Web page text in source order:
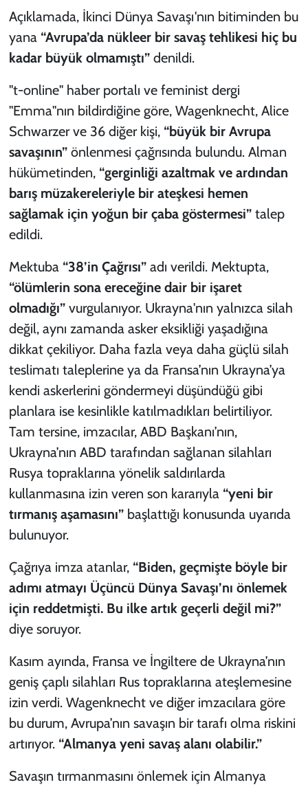
Açıklamada, İkinci Dünya Savaşı'nın bitiminden bu
yana “Avrupa’da nükleer bir savaş tehlikesi hiç bu
kadar büyük olmamıştı”denildi.
"t-online" haber portalı ve feminist dergi
"Emma"nın bildirdiğine göre, Wagenknecht, Alice
Schwarzer ve 36 diğer kişi, “büyük bir Avrupa
savaşının”önlenmesi çağrısında bulundu. Alman
hükümetinden, “gerginliği azaltmak ve ardından
barış müzakereleriyle bir ateşkesi hemen
sağlamak için yoğun bir çaba göstermesi”talep
edildi.
Mektuba “38’in Çağrısı”adı verildi. Mektupta,
“ölümlerin sona ereceğine dair bir işaret
olmadığı”vurgulanıyor. Ukrayna'nın yalnızca silah
değil, aynı zamanda asker eksikliği yaşadığına
dikkat çekiliyor. Daha fazla veya daha güçlü silah
teslimatı taleplerine ya da Fransa’nın Ukrayna’ya
kendi askerlerini göndermeyi düşündüğü gibi
planlara ise kesinlikle katılmadıkları belirtiliyor.
Tam tersine, imzacılar, ABD Başkanı’nın,
Ukrayna’nın ABD tarafından sağlanan silahları
Rusya topraklarına yönelik saldırılarda
kullanmasına izin veren son kararıyla “yeni bir
tırmanış aşamasını”başlattığı konusunda uyarıda
bulunuyor.
Çağrıya imza atanlar, “Biden, geçmişte böyle bir
adımı atmayı Üçüncü Dünya Savaşı’nı önlemek
için reddetmişti. Bu ilke artık geçerli değil mi?”
diye soruyor.
Kasım ayında, Fransa ve İngiltere de Ukrayna’nın
geniş çaplı silahları Rus topraklarına ateşlemesine
izin verdi. Wagenknecht ve diğer imzacılara göre
bu durum, Avrupa’nın savaşın bir tarafı olma riskini
artırıyor. “Almanya yeni savaş alanı olabilir.”
Savaşın tırmanmasını önlemek için Almanya